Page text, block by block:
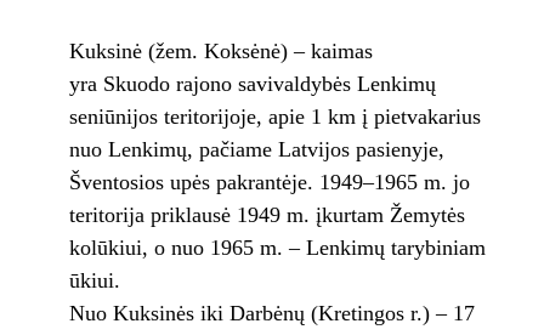
Kuksinė (žem. Koksėnė) – kaimas
yra Skuodo rajono savivaldybės Lenkimų
seniūnijos teritorijoje, apie 1 km į pietvakarius
nuo Lenkimų, pačiame Latvijos pasienyje,
Šventosios upės pakrantėje. 1949–1965 m. jo
teritorija priklausė 1949 m. įkurtam Žemytės
kolūkiui, o nuo 1965 m. – Lenkimų tarybiniam
ūkiui.
Nuo Kuksinės iki Darbėnų (Kretingos r.) – 17